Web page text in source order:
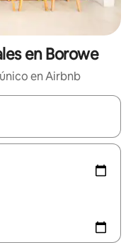
en Borowe
en Airbnb
podrás navegar